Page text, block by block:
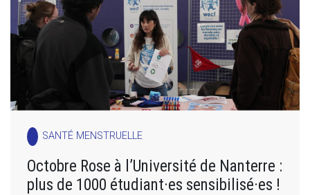
SANTÉ MENSTRUELLE
Octobre Rose à l’Université de Nanterre :
plus de 1000 étudiant·es sensibilisé·es !